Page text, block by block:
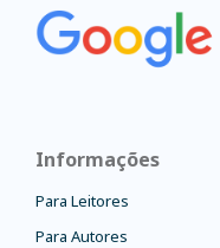
Informações
Para Leitores
Para Autores